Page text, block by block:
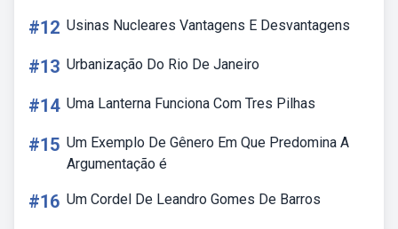
#12 Usinas Nucleares Vantagens E Desvantagens
#13 Urbanização Do Rio De Janeiro
#14 Uma Lanterna Funciona Com Tres Pilhas
#15 Um Exemplo De Gênero Em Que Predomina A
Argumentação é
#16 Um Cordel De Leandro Gomes De Barros